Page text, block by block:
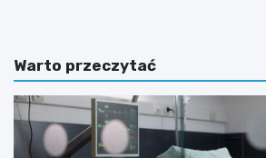
Warto przeczytać